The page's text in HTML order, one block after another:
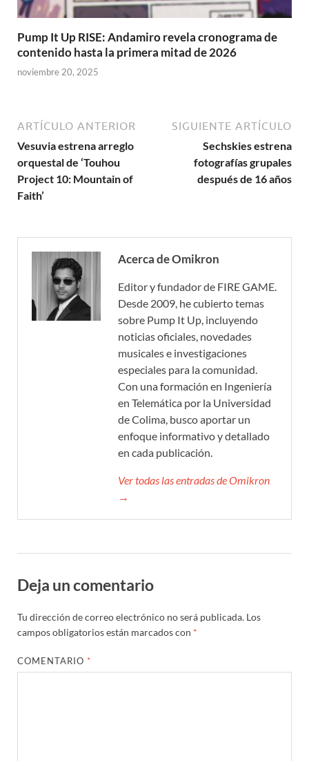
Pump It Up RISE: Andamiro revela cronograma de
contenido hasta la primera mitad de 2026
noviembre 20, 2025
ARTÍCULO ANTERIOR
Vesuvia estrena arreglo
orquestal de ‘Touhou
Project 10: Mountain of
Faith’
SIGUIENTE ARTÍCULO
Sechskies estrena
fotografías grupales
después de 16 años
Acerca de Omikron
Editor y fundador de FIRE GAME.
Desde 2009, he cubierto temas
sobre Pump It Up, incluyendo
noticias oficiales, novedades
musicales e investigaciones
especiales para la comunidad.
Con una formación en Ingeniería
en Telemática por la Universidad
de Colima, busco aportar un
enfoque informativo y detallado
en cada publicación.
Ver todas las entradas de Omikron
→
Deja un comentario
Tu dirección de correo electrónico no será publicada. Los
campos obligatorios están marcados con *
COMENTARIO *